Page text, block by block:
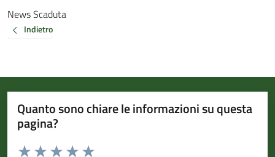
News Scaduta
Indietro
Quanto sono chiare le informazioni su questa
pagina?
Valuta da 1 a 5 stelle la pagina